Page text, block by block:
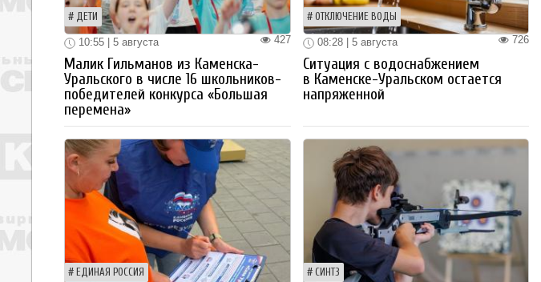
ДЕТИ
427
10:55 | 5 августа
Малик Гильманов из Каменска-
Уральского в числе 16 школьников-
победителей конкурса «Большая
перемена»
ОТКЛЮЧЕНИЕ ВОДЫ
726
08:28 | 5 августа
Ситуация с водоснабжением
в Каменске-Уральском остается
напряженной
ЕДИНАЯ РОССИЯ СИНТЗ